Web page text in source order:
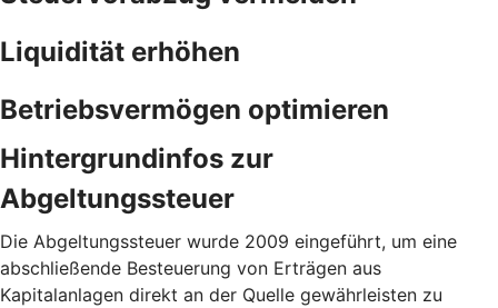
Liquidität erhöhen
Betriebsvermögen optimieren
Hintergrundinfos zur
Abgeltungssteuer
Die Abgeltungssteuer wurde 2009 eingeführt, um eine
abschließende Besteuerung von Erträgen aus
Kapitalanlagen direkt an der Quelle gewährleisten zu